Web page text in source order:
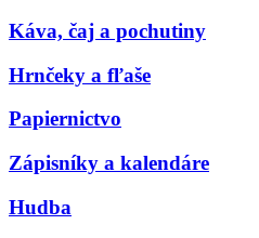
Káva, čaj a pochutiny
Hrnčeky a fľaše
Papiernictvo
Zápisníky a kalendáre
Hudba